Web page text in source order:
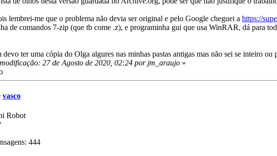
lembrei-me que o problema não devia ser original e pelo Google cheguei a https://
de comandos 7-zip (que tb come .z), e programinha gui que usa WinRAR, dá para
devo ter uma cópia do Olga algures nas minhas pastas antigas mas não sei se inteiro
27 de Agosto de 2020, 02:24 por jm_araujo »
vasco
Robot
444